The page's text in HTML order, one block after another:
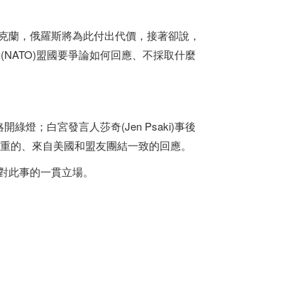
，俄羅斯將為此付出代價，接著卻說，
盟國要爭論如何回應、不採取什麼
綠燈；白宮發言人莎奇(Jen Psaki)事後
、來自美國和盟友團結一致的回應。
事的一貫立場。